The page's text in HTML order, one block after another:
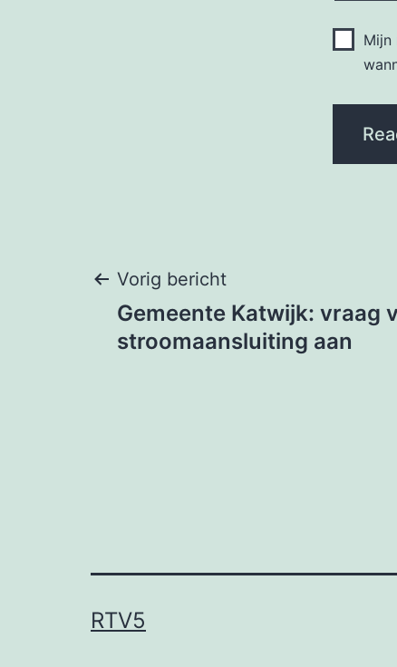
Mijn
Bericht
navigatie
Vorig bericht
Gemeente Katwijk: vraag
stroomaansluiting aan
RTV5